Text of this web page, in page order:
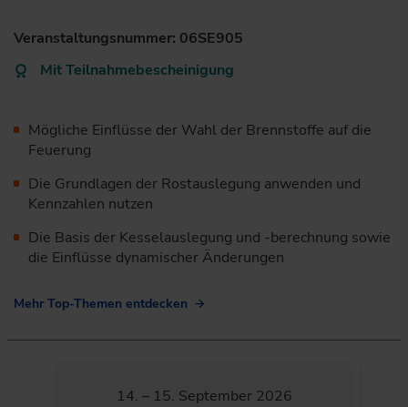
Veranstaltungsnummer: 06SE905
Mit Teilnahmebescheinigung
Mögliche Einflüsse der Wahl der Brennstoffe auf die
Feuerung
Die Grundlagen der Rostauslegung anwenden und
Kennzahlen nutzen
Die Basis der Kesselauslegung und -berechnung sowie
die Einflüsse dynamischer Änderungen
Mehr Top-Themen entdecken
14. – 15. September 2026